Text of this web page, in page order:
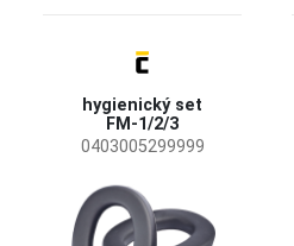
Vlastnosti
Vyrobené v EÚ
Príslušenstvo pre ochranu sluchu
hygienický set
FM-1/2/3
0403005299999